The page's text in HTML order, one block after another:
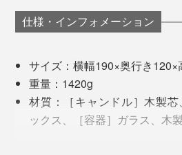
大容量だから、燃焼時間はたっ
日に30分〜1時間の使用で、約
めます。
地のいい空間。森に佇む小さな
るひとときを3層に重ねました。
イブニングバンファイア：
仕様・インフォメーション
サイズ：横幅190×奥行き120×
重量：1420g
材質：［キャンドル］木製
ックス、［容器］ガラス、木